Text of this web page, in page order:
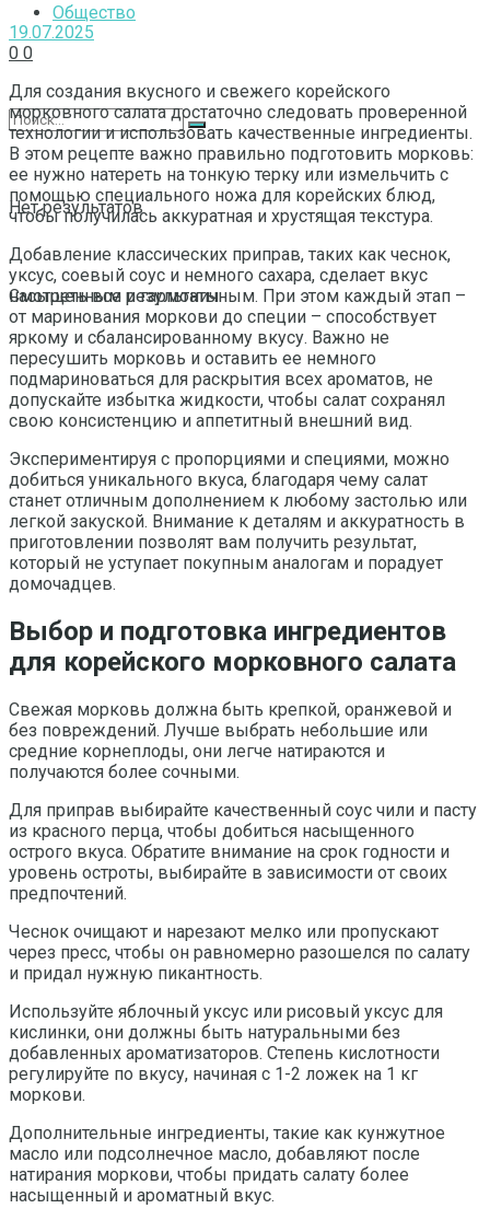
Общество
Нет результатов
Смотреть все результаты
19.07.2025
0 0
Для создания вкусного и свежего корейского
морковного салата достаточно следовать проверенной
технологии и использовать качественные ингредиенты.
В этом рецепте важно правильно подготовить морковь:
ее нужно натереть на тонкую терку или измельчить с
помощью специального ножа для корейских блюд,
чтобы получилась аккуратная и хрустящая текстура.
Добавление классических приправ, таких как чеснок,
уксус, соевый соус и немного сахара, сделает вкус
насыщенным и гармоничным. При этом каждый этап –
от маринования моркови до специи – способствует
яркому и сбалансированному вкусу. Важно не
пересушить морковь и оставить ее немного
подмариноваться для раскрытия всех ароматов, не
допускайте избытка жидкости, чтобы салат сохранял
свою консистенцию и аппетитный внешний вид.
Экспериментируя с пропорциями и специями, можно
добиться уникального вкуса, благодаря чему салат
станет отличным дополнением к любому застолью или
легкой закуской. Внимание к деталям и аккуратность в
приготовлении позволят вам получить результат,
который не уступает покупным аналогам и порадует
домочадцев.
Выбор и подготовка ингредиентов
для корейского морковного салата
Свежая морковь должна быть крепкой, оранжевой и
без повреждений. Лучше выбрать небольшие или
средние корнеплоды, они легче натираются и
получаются более сочными.
Для приправ выбирайте качественный соус чили и пасту
из красного перца, чтобы добиться насыщенного
острого вкуса. Обратите внимание на срок годности и
уровень остроты, выбирайте в зависимости от своих
предпочтений.
Чеснок очищают и нарезают мелко или пропускают
через пресс, чтобы он равномерно разошелся по салату
и придал нужную пикантность.
Используйте яблочный уксус или рисовый уксус для
кислинки, они должны быть натуральными без
добавленных ароматизаторов. Степень кислотности
регулируйте по вкусу, начиная с 1-2 ложек на 1 кг
моркови.
Дополнительные ингредиенты, такие как кунжутное
масло или подсолнечное масло, добавляют после
натирания моркови, чтобы придать салату более
насыщенный и ароматный вкус.